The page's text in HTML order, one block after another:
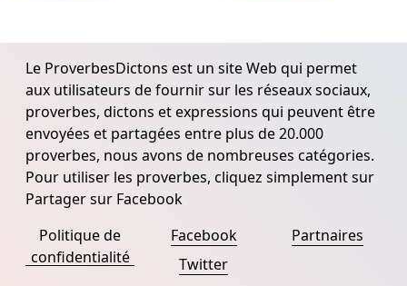
Le ProverbesDictons est un site Web qui permet
aux utilisateurs de fournir sur les réseaux sociaux,
proverbes, dictons et expressions qui peuvent être
envoyées et partagées entre plus de 20.000
proverbes, nous avons de nombreuses catégories.
Pour utiliser les proverbes, cliquez simplement sur
Partager sur Facebook
Politique de
confidentialité
Facebook
Twitter
Partnaires